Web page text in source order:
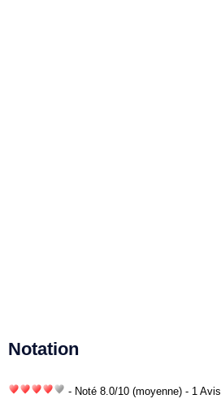
Notation
- Noté 8.0/10 (moyenne) - 1 Avis